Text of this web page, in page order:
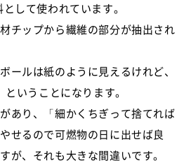
して使われています。
チップから繊維の部分が抽出され
ールは紙のように見えるけれど、
いうことになります。
あり、「細かくちぎって捨てれば
せるので可燃物の日に出せば良
が、それも大きな間違いです。